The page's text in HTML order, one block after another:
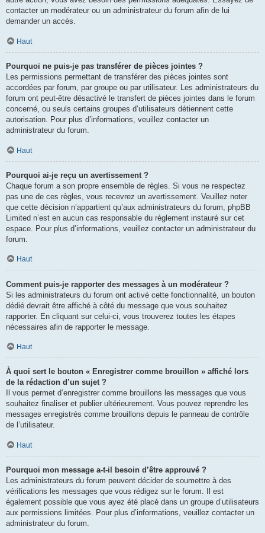
contacter un modérateur ou un administrateur du forum afin de lui
demander un accès.
Haut
Pourquoi ne puis-je pas transférer de pièces jointes ?
Les permissions permettant de transférer des pièces jointes sont
accordées par forum, par groupe ou par utilisateur. Les administrateurs du
forum ont peut-être désactivé le transfert de pièces jointes dans le forum
concerné, ou seuls certains groupes d’utilisateurs détiennent cette
autorisation. Pour plus d’informations, veuillez contacter un
administrateur du forum.
Haut
Pourquoi ai-je reçu un avertissement ?
Chaque forum a son propre ensemble de règles. Si vous ne respectez
pas une de ces règles, vous recevrez un avertissement. Veuillez noter
que cette décision n’appartient qu’aux administrateurs du forum, phpBB
Limited n’est en aucun cas responsable du règlement instauré sur cet
espace. Pour plus d’informations, veuillez contacter un administrateur du
forum.
Haut
Comment puis-je rapporter des messages à un modérateur ?
Si les administrateurs du forum ont activé cette fonctionnalité, un bouton
dédié devrait être affiché à côté du message que vous souhaitez
rapporter. En cliquant sur celui-ci, vous trouverez toutes les étapes
nécessaires afin de rapporter le message.
Haut
À quoi sert le bouton « Enregistrer comme brouillon » affiché lors
de la rédaction d’un sujet ?
Il vous permet d’enregistrer comme brouillons les messages que vous
souhaitez finaliser et publier ultérieurement. Vous pouvez reprendre les
messages enregistrés comme brouillons depuis le panneau de contrôle
de l’utilisateur.
Haut
Pourquoi mon message a-t-il besoin d’être approuvé ?
Les administrateurs du forum peuvent décider de soumettre à des
vérifications les messages que vous rédigez sur le forum. Il est
également possible que vous ayez été placé dans un groupe d’utilisateurs
aux permissions limitées. Pour plus d’informations, veuillez contacter un
administrateur du forum.